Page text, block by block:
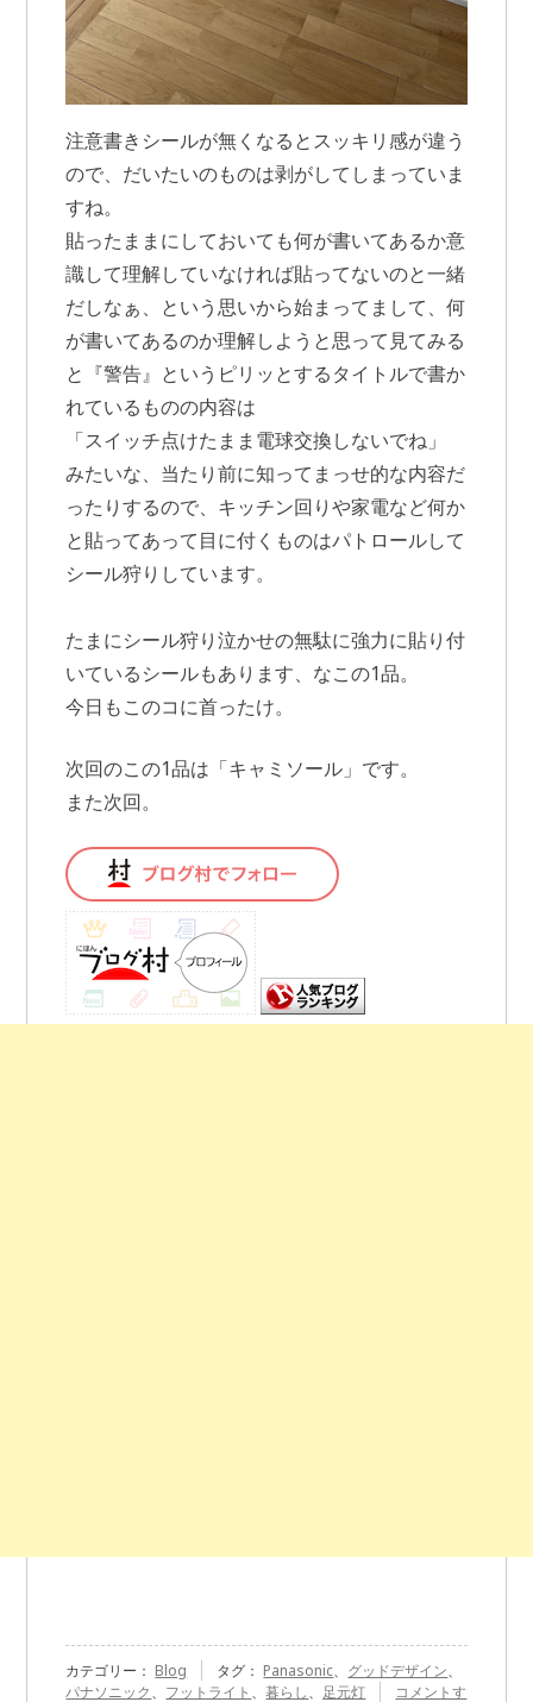
注意書きシールが無くなるとスッキリ感が違う
ので、だいたいのものは剥がしてしまっていま
すね。
貼ったままにしておいても何が書いてあるか意
識して理解していなければ貼ってないのと一緒
だしなぁ、という思いから始まってまして、何
が書いてあるのか理解しようと思って見てみる
と『警告』というピリッとするタイトルで書か
れているものの内容は
「スイッチ点けたまま電球交換しないでね」
みたいな、当たり前に知ってまっせ的な内容だ
ったりするので、キッチン回りや家電など何か
と貼ってあって目に付くものはパトロールして
シール狩りしています。
たまにシール狩り泣かせの無駄に強力に貼り付
いているシールもあります、なこの1品。
今日もこのコに首ったけ。
次回のこの1品は「キャミソール」です。
また次回。
カテゴリー： Blog タグ： Panasonic、 グッドデザイン、
パナソニック、 フットライト 、暮らし、 足元灯
『Panasonic
コメントす